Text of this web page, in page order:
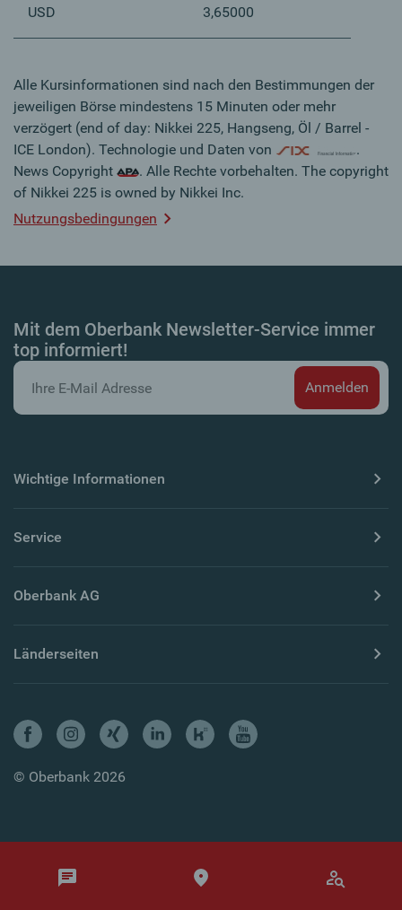
USD 3,65000
Alle Kursinformationen sind nach den Bestimmungen der
jeweiligen Börse mindestens 15 Minuten oder mehr
verzögert (end of day: Nikkei 225, Hangseng, Öl / Barrel -
ICE London). Technologie und Daten von
.
News Copyright
. Alle Rechte vorbehalten. The copyright
of Nikkei 225 is owned by Nikkei Inc.
Nutzungsbedingungen
Mit dem Oberbank Newsletter-Service immer
top informiert!
Wichtige Informationen
Service
Oberbank AG
Länderseiten
© Oberbank 2026